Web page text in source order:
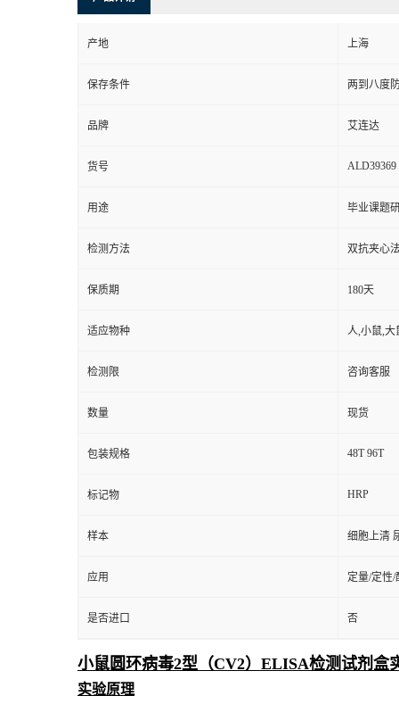
产地 上海
保存条件 两到八度
品牌 艾连达
货号 ALD39369
用途 毕业课题
检测方法 双抗夹心
保质期 180天
适应物种 人,小鼠,大
检测限 咨询客服
数量 现货
包装规格 48T 96T
标记物 HRP
样本 细胞上清
应用 定量/定性/
是否进口 否
小鼠圆环病毒2型（CV2）ELISA检测试剂盒
实验原理